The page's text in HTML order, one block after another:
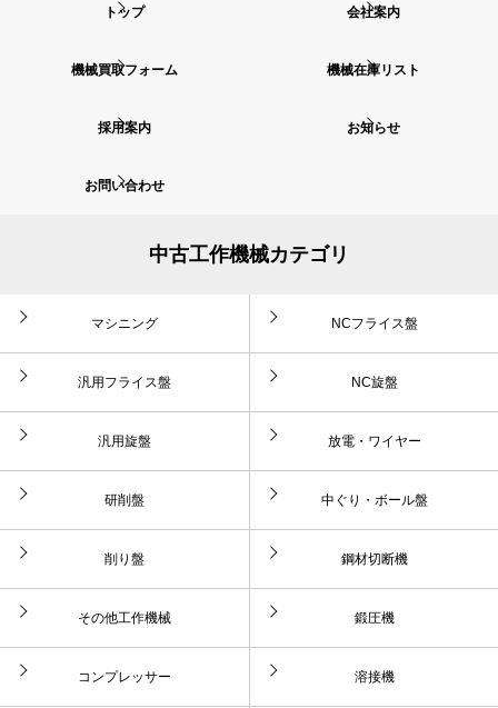
トップ 会社案内
機械買取フォーム 機械在庫リスト
採用案内 お知らせ
お問い合わせ
中古工作機械カテゴリ
マシニング NCフライス盤
汎用フライス盤 NC旋盤
汎用旋盤 放電・ワイヤー
研削盤 中ぐり・ボール盤
削り盤 鋼材切断機
その他工作機械 鍛圧機
コンプレッサー 溶接機